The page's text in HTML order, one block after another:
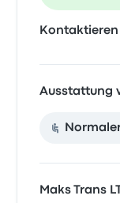
Kontaktieren
Ausstattung
Maks Trans